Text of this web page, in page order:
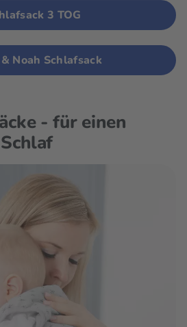
3 TOG
Noah Schlafsack
- für einen